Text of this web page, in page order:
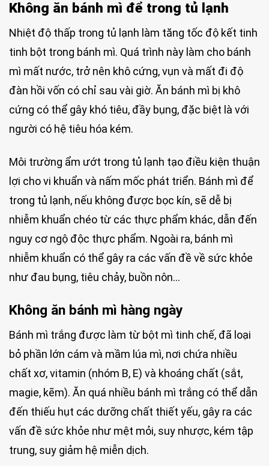
Không ăn bánh mì để trong tủ lạnh
Nhiệt độ thấp trong tủ lạnh làm tăng tốc độ kết tinh
tinh bột trong bánh mì. Quá trình này làm cho bánh
mì mất nước, trở nên khô cứng, vụn và mất đi độ
đàn hồi vốn có chỉ sau vài giờ. Ăn bánh mì bị khô
cứng có thể gây khó tiêu, đầy bụng, đặc biệt là với
người có hệ tiêu hóa kém.
Môi trường ẩm ướt trong tủ lạnh tạo điều kiện thuận
lợi cho vi khuẩn và nấm mốc phát triển. Bánh mì để
trong tủ lạnh, nếu không được bọc kín, sẽ dễ bị
nhiễm khuẩn chéo từ các thực phẩm khác, dẫn đến
nguy cơ ngộ độc thực phẩm. Ngoài ra, bánh mì
nhiễm khuẩn có thể gây ra các vấn đề về sức khỏe
như đau bụng, tiêu chảy, buồn nôn…
Không ăn bánh mì hàng ngày
Bánh mì trắng được làm từ bột mì tinh chế, đã loại
bỏ phần lớn cám và mầm lúa mì, nơi chứa nhiều
chất xơ, vitamin (nhóm B, E) và khoáng chất (sắt,
magie, kẽm). Ăn quá nhiều bánh mì trắng có thể dẫn
đến thiếu hụt các dưỡng chất thiết yếu, gây ra các
vấn đề sức khỏe như mệt mỏi, suy nhược, kém tập
trung, suy giảm hệ miễn dịch.